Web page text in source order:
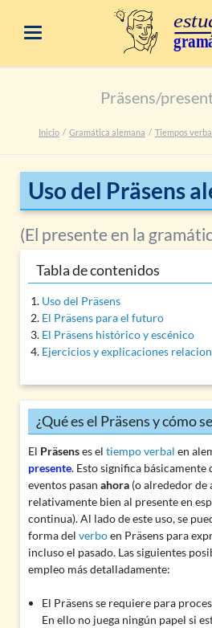
Präsens/
Inicio Gramática alemana Tiempos
Uso del Präsens
(El presente en la
Tabla de contenidos
Uso del Präsens
El Präsens para el futuro
El Präsens histórico y escénico
Ejercicios y explicaciones
¿Qué es el Präsens y cómo
El Präsenses el tiempo verbal en
presente. Esto significa básicamente
eventos pasan ahora(o alrededor de
relativamente bien al presente en
continua). Al lado de este uso, se
forma del verboen Präsens para
incluso el pasado. Las siguientes
empleo más detalladamente:
El Präsens se requiere para
En ello no juega ningún papel si